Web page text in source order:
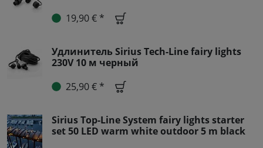
19,90 € *
Удлинитель Sirius Tech-Line fairy lights
230V 10 м черный
25,90 € *
Sirius Top-Line System fairy lights starter
set 50 LED warm white outdoor 5 m black